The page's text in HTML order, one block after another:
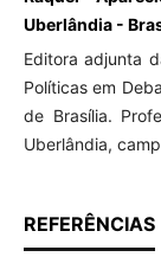
Uberlândia -
Editora adjunta
Políticas em
de Brasília.
Uberlândia,
REFERÊNCIAS